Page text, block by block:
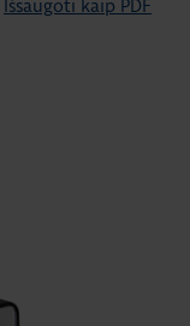
Išsaugoti kaip PDF